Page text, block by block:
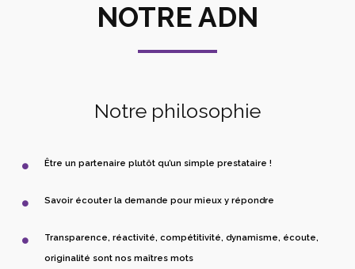
NOTRE ADN
Notre philosophie
Être un partenaire plutôt qu’un simple prestataire !
Savoir écouter la demande pour mieux y répondre
Transparence, réactivité, compétitivité, dynamisme, écoute,
originalité sont nos maîtres mots